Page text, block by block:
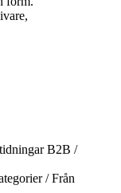
B2B /
/ Från